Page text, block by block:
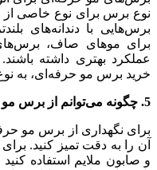
نوع برس برای نوع خاصی از
برس‌هایی با دندانه‌های
برای موهای صاف،
عملکرد بهتری داشته
خرید برس مو حرفه‌ای، به
5. چگونه می‌توانم از برس مو حرفه‌ای خود مراقبت کنم؟
برای نگهداری از برس مو
آن را به دقت تمیز کنید.
و صابون ملایم استفاده